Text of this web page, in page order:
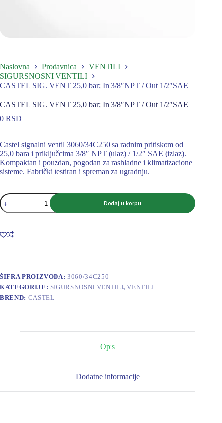
Naslovna Prodavnica
VENTILI
SIGURSNOSNI VENTILI
CASTEL SIG. VENT 25,0 bar; In 3/8″NPT / Out 1/2″SAE
CASTEL SIG. VENT 25,0 bar; In 3/8″NPT / Out 1/2″SAE
0 RSD
Castel signalni ventil 3060/34C250 sa radnim pritiskom od
25,0 bara i priključcima 3/8″ NPT (ulaz) / 1/2″ SAE (izlaz).
Kompaktan i pouzdan, pogodan za rashladne i klimatizacione
sisteme. Fabrički testiran i spreman za ugradnju.
CASTEL
SIG.
VENT
bar;
In
/
1/2"SAE
količina
Dodaj u korpu
ŠIFRA PROIZVODA:3060/34C250
KATEGORIJE: SIGURSNOSNI VENTILI,VENTILI
BREND: CASTEL
Opis
Dodatne informacije